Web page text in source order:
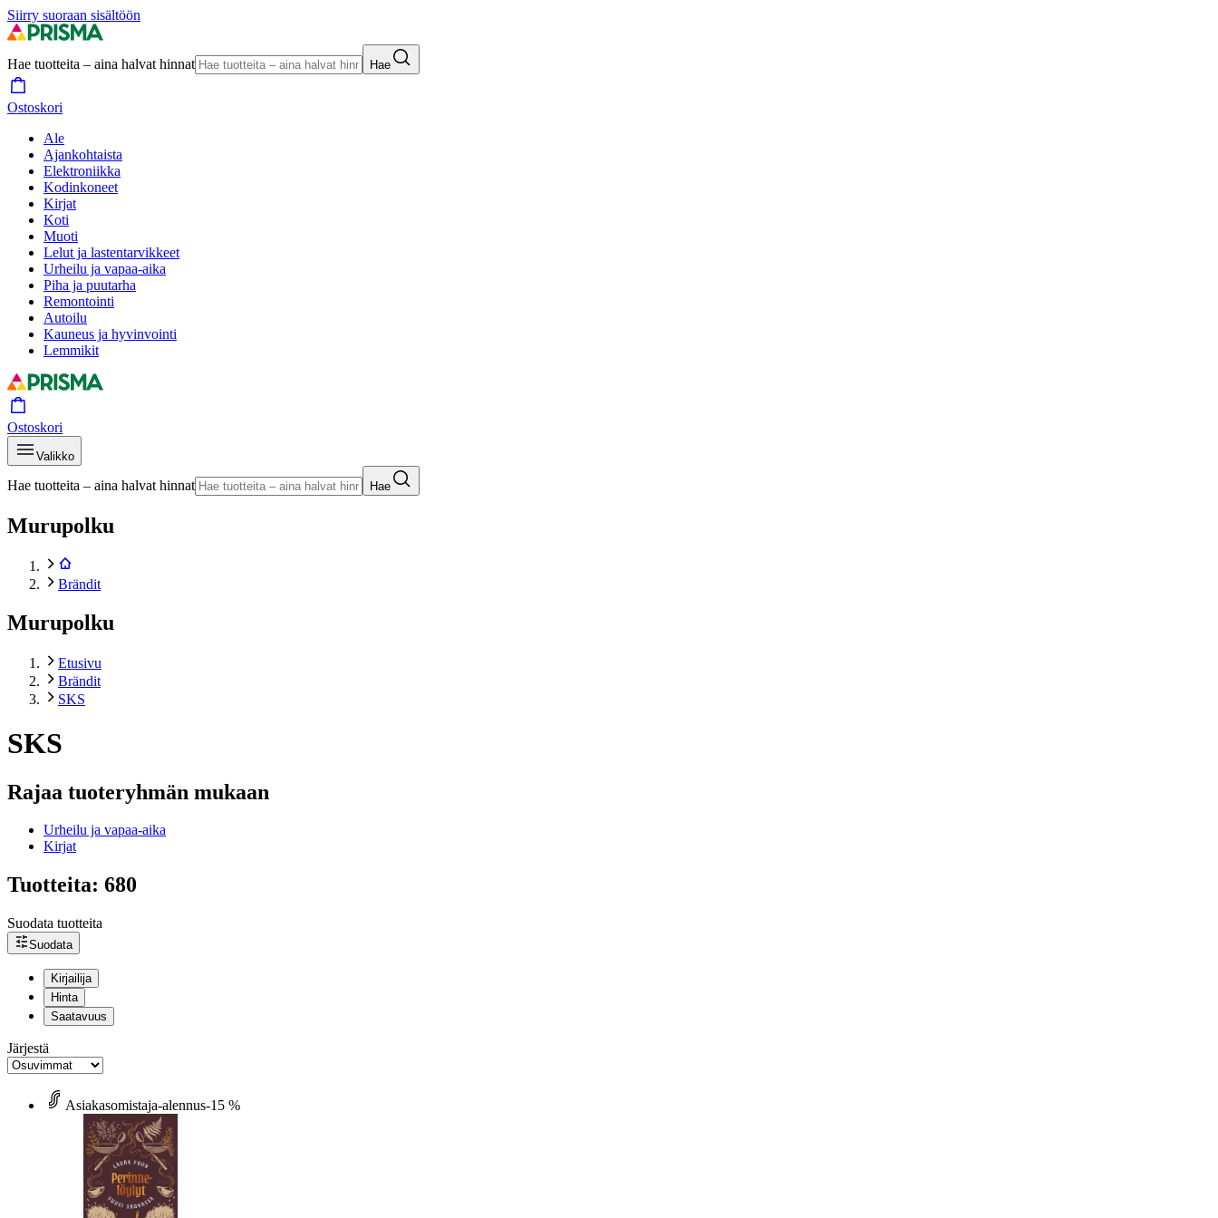
Siirry suoraan sisältöön
Hae tuotteita – aina halvat hinnat Hae
Ostoskori
Ale
Ajankohtaista
Elektroniikka
Kodinkoneet
Kirjat
Koti
Muoti
Lelut ja lastentarvikkeet
Urheilu ja vapaa-aika
Piha ja puutarha
Remontointi
Autoilu
Kauneus ja hyvinvointi
Lemmikit
Ostoskori
Valikko
Hae tuotteita – aina halvat hinnat Hae
Murupolku
Brändit
Murupolku
Etusivu
Brändit
SKS
SKS
Rajaa tuoteryhmän mukaan
Urheilu ja vapaa-aika
Kirjat
Tuotteita: 680
Suodata tuotteita
Suodata
Kirjailija
Hinta
Saatavuus
Järjestä
Asiakasomistaja-alennus-15 %